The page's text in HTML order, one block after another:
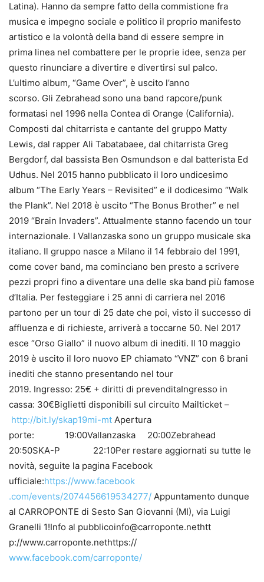
Latina). Hanno da sempre fatto della commistione fra
musica e impegno sociale e politico il proprio manifesto
artistico e la volontà della band di essere sempre in
prima linea nel combattere per le proprie idee, senza per
questo rinunciare a divertire e divertirsi sul palco.
L’ultimo album, “Game Over”, è uscito l’anno
scorso. Gli Zebrahead sono una band rapcore/punk
formatasi nel 1996 nella Contea di Orange (California).
Composti dal chitarrista e cantante del gruppo Matty
Lewis, dal rapper Ali Tabatabaee, dal chitarrista Greg
Bergdorf, dal bassista Ben Osmundson e dal batterista Ed
Udhus. Nel 2015 hanno pubblicato il loro undicesimo
album “The Early Years – Revisited” e il dodicesimo “Walk
the Plank”. Nel 2018 è uscito “The Bonus Brother” e nel
2019 “Brain Invaders”. Attualmente stanno facendo un tour
internazionale. I Vallanzaska sono un gruppo musicale ska
italiano. Il gruppo nasce a Milano il 14 febbraio del 1991,
come cover band, ma cominciano ben presto a scrivere
pezzi propri fino a diventare una delle ska band più famose
d’Italia. Per festeggiare i 25 anni di carriera nel 2016
partono per un tour di 25 date che poi, visto il successo di
affluenza e di richieste, arriverà a toccarne 50. Nel 2017
esce “Orso Giallo” il nuovo album di inediti. Il 10 maggio
2019 è uscito il loro nuovo EP chiamato “VNZ” con 6 brani
inediti che stanno presentando nel tour
2019. Ingresso: 25€ + diritti di prevenditaIngresso in
cassa: 30€Biglietti disponibili sul circuito Mailticket –
http://bit.ly/skap19mi-mt Apertura
porte: 19:00Vallanzaska 20:00Zebrahead
20:50SKA-P 22:10Per restare aggiornati su tutte le
novità, seguite la pagina Facebook
ufficiale:https://www.facebook
.com/events/2074456619534277/ Appuntamento dunque
al CARROPONTE di Sesto San Giovanni (MI), via Luigi
Granelli 1!Info al pubblicoinfo@carroponte.nethtt
p://www.carroponte.nethttps://
www.facebook.com/carroponte/